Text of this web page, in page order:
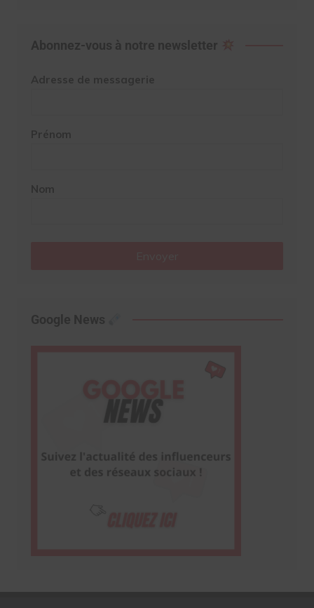
Abonnez-vous à notre newsletter
Adresse de messagerie
Prénom
Nom
Google News